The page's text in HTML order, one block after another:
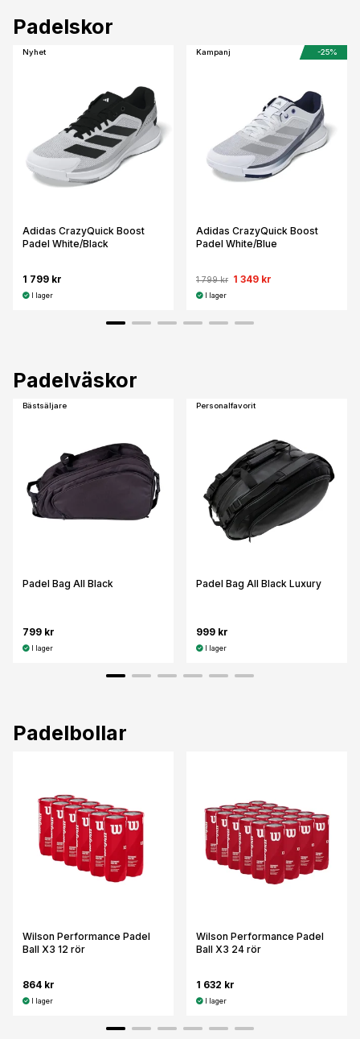
Padelskor
Nyhet
Adidas CrazyQuick Boost
Padel White/Black
1 799 kr
I lager
Kampanj -25%
Adidas CrazyQuick Boost
Padel White/Blue
1 799 kr 1 349 kr
I lager
Padelväskor
Bästsäljare
Padel Bag All Black
799 kr
I lager
Personalfavorit
Padel Bag All Black Luxury
999 kr
I lager
Padelbollar
Wilson Performance Padel
Ball X3 12 rör
864 kr
I lager
Wilson Performance Padel
Ball X3 24 rör
1 632 kr
I lager